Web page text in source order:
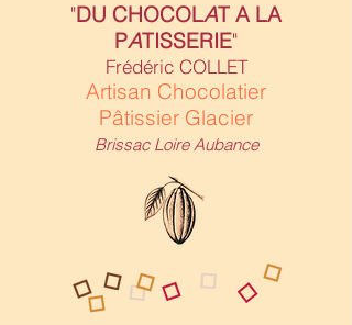
"DU CHOCOLAT A LA
PATISSERIE"
Frédéric COLLET
Artisan Chocolatier
Pâtissier Glacier
Brissac Loire Aubance